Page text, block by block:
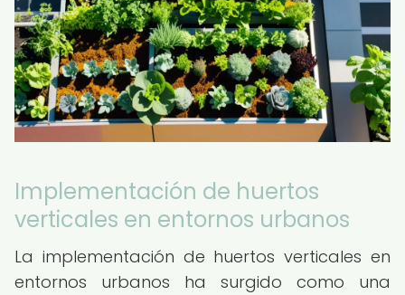
Implementación de huertos
verticales en entornos urbanos
La implementación de huertos verticales en
entornos urbanos ha surgido como una